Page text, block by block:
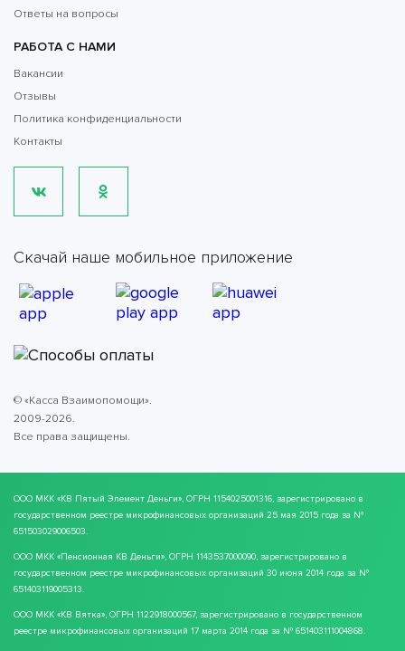
Ответы на вопросы
РАБОТА С НАМИ
Вакансии
Отзывы
Политика конфиденциальности
Контакты
Скачай наше мобильное приложение
© «Касса Взаимопомощи».
2009-2026.
Все права защищены.
ООО МКК «КВ Пятый Элемент Деньги», ОГРН 1154025001316, зарегистрировано в
государственном реестре микрофинансовых организаций 25 мая 2015 года за №
651503029006503.
ООО МКК «Пенсионная КВ Деньги», ОГРН 1143537000090, зарегистрировано в
государственном реестре микрофинансовых организаций 30 июня 2014 года за №
651403119005313.
ООО МКК «КВ Вятка», ОГРН 1122918000567, зарегистрировано в государственном
реестре микрофинансовых организаций 17 марта 2014 года за № 651403111004868.